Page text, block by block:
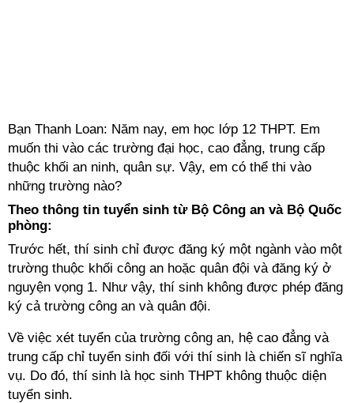
Bạn Thanh Loan: Năm nay, em học lớp 12 THPT. Em
muốn thi vào các trường đại học, cao đẳng, trung cấp
thuộc khối an ninh, quân sự. Vậy, em có thể thi vào
những trường nào?
Theo thông tin tuyển sinh từ Bộ Công an và Bộ Quốc
phòng:
Trước hết, thí sinh chỉ được đăng ký một ngành vào một
trường thuộc khối công an hoặc quân đội và đăng ký ở
nguyện vọng 1. Như vậy, thí sinh không được phép đăng
ký cả trường công an và quân đội.
Về việc xét tuyển của trường công an, hệ cao đẳng và
trung cấp chỉ tuyển sinh đối với thí sinh là chiến sĩ nghĩa
vụ. Do đó, thí sinh là học sinh THPT không thuộc diện
tuyển sinh.